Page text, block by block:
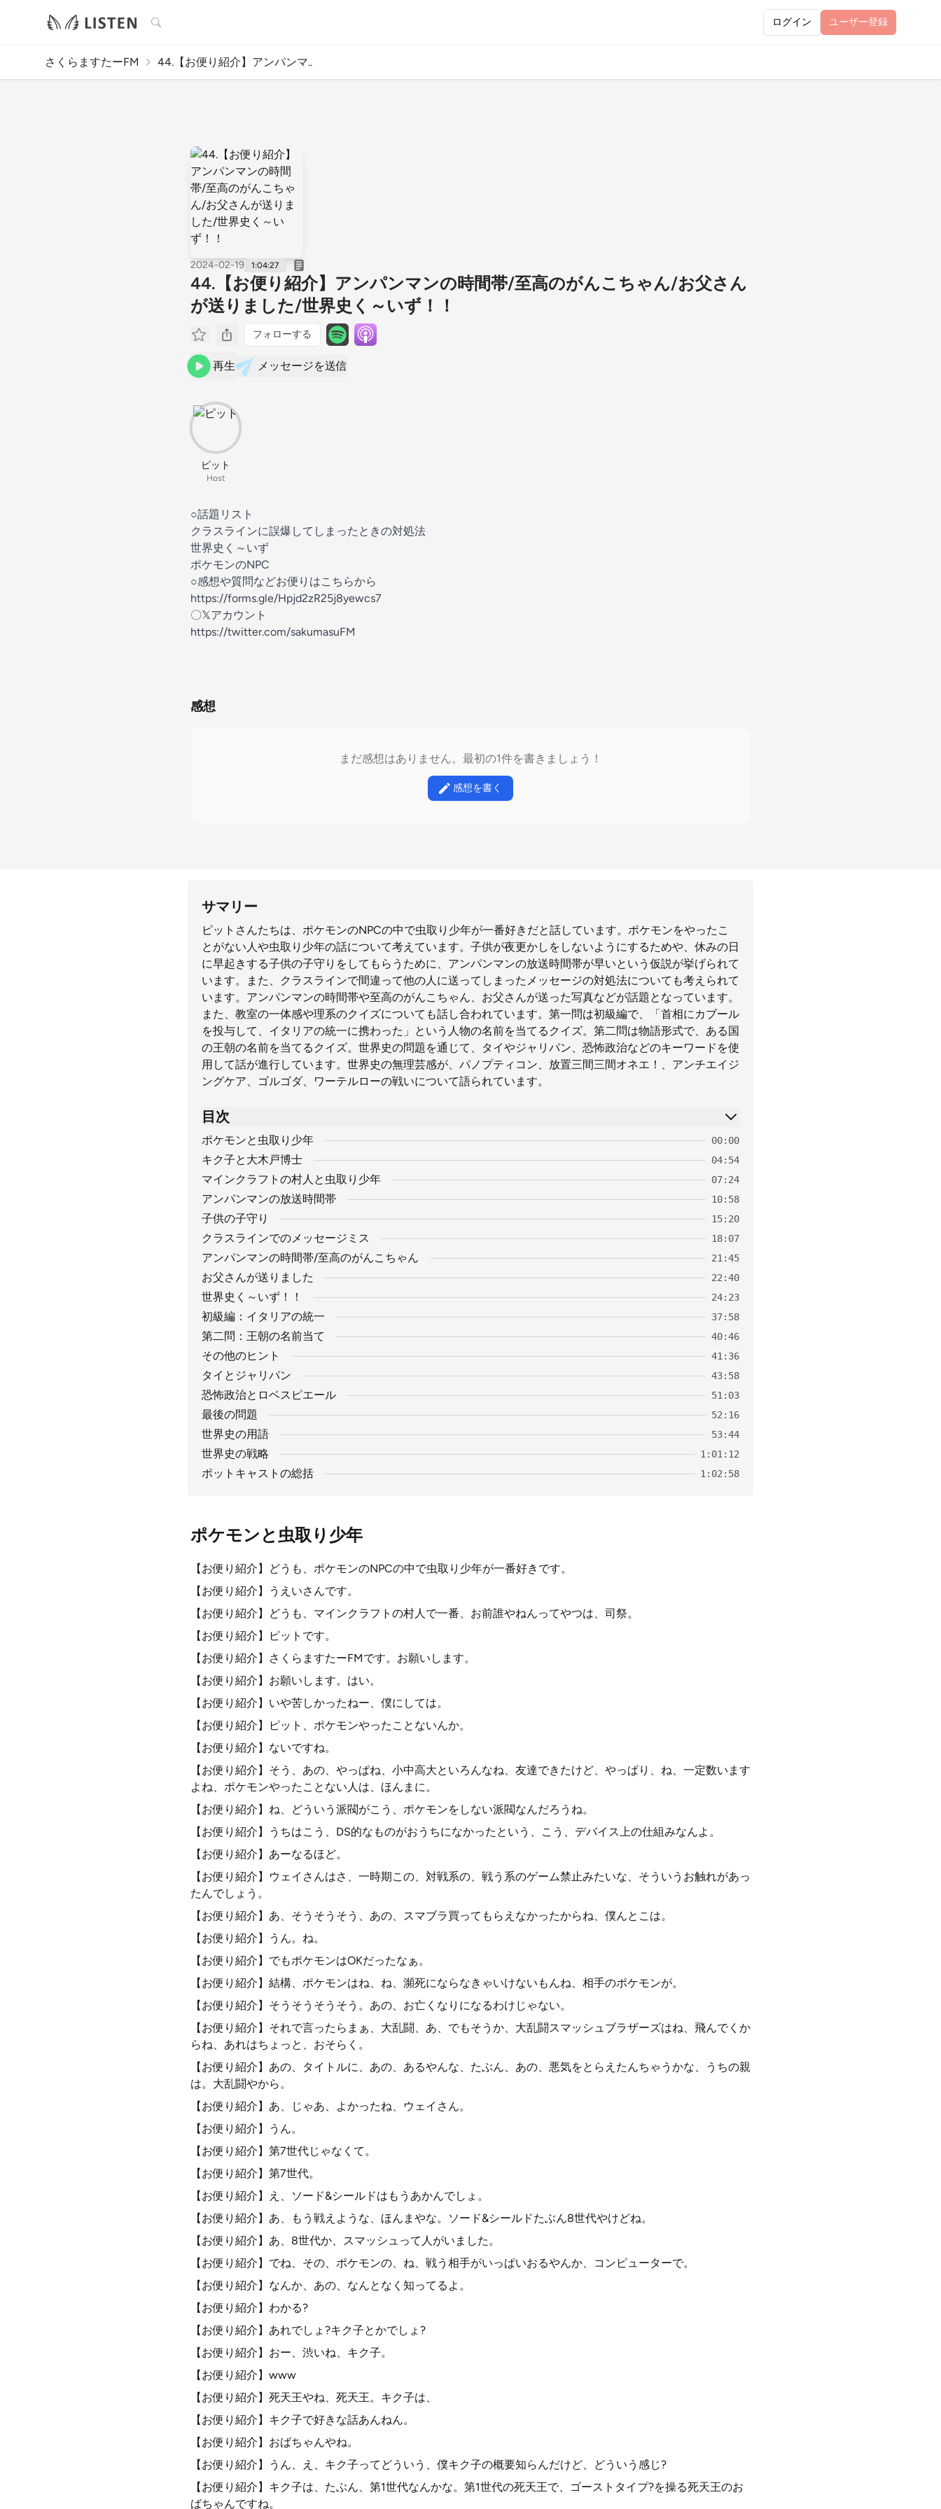
検索 ログイン ユーザー登録
さくらますたーFM 44.【お便り紹介】アンパンマ..
2024-02-19 1:04:27
44.【お便り紹介】アンパンマンの時間帯/至高のがんこちゃん/お父さん
が送りました/世界史く～いず！！
フォローする
再生 メッセージを送信
ピット
Host
○話題リスト
クラスラインに誤爆してしまったときの対処法
世界史く～いず
ポケモンのNPC
○感想や質問などお便りはこちらから
https://forms.gle/Hpjd2zR25j8yewcs7
〇𝕏アカウント
https://twitter.com/sakumasuFM
感想
まだ感想はありません。最初の1件を書きましょう！
感想を書く
サマリー
ピットさんたちは、ポケモンのNPCの中で虫取り少年が一番好きだと話しています。ポケモンをやったこ
とがない人や虫取り少年の話について考えています。子供が夜更かしをしないようにするためや、休みの日
に早起きする子供の子守りをしてもらうために、アンパンマンの放送時間帯が早いという仮説が挙げられて
います。また、クラスラインで間違って他の人に送ってしまったメッセージの対処法についても考えられて
います。アンパンマンの時間帯や至高のがんこちゃん、お父さんが送った写真などが話題となっています。
また、教室の一体感や理系のクイズについても話し合われています。第一問は初級編で、「首相にカブール
を投与して、イタリアの統一に携わった」という人物の名前を当てるクイズ。第二問は物語形式で、ある国
の王朝の名前を当てるクイズ。世界史の問題を通じて、タイやジャリパン、恐怖政治などのキーワードを使
用して話が進行しています。世界史の無理芸感が、パノプティコン、放置三間三間オネエ！、アンチエイジ
ングケア、ゴルゴダ、ワーテルローの戦いについて語られています。
目次
ポケモンと虫取り少年 00:00
キク子と大木戸博士 04:54
マインクラフトの村人と虫取り少年 07:24
アンパンマンの放送時間帯 10:58
子供の子守り 15:20
クラスラインでのメッセージミス 18:07
アンパンマンの時間帯/至高のがんこちゃん 21:45
お父さんが送りました 22:40
世界史く～いず！！ 24:23
初級編：イタリアの統一 37:58
第二問：王朝の名前当て 40:46
その他のヒント 41:36
タイとジャリパン 43:58
恐怖政治とロベスピエール 51:03
最後の問題 52:16
世界史の用語 53:44
世界史の戦略 1:01:12
ポットキャストの総括 1:02:58
ポケモンと虫取り少年
【お便り紹介】どうも、ポケモンのNPCの中で虫取り少年が一番好きです。
【お便り紹介】うえいさんです。
【お便り紹介】どうも、マインクラフトの村人で一番、お前誰やねんってやつは、司祭。
【お便り紹介】ピットです。
【お便り紹介】さくらますたーFMです。お願いします。
【お便り紹介】お願いします。はい。
【お便り紹介】いや苦しかったねー、僕にしては。
【お便り紹介】ピット、ポケモンやったことないんか。
【お便り紹介】ないですね。
【お便り紹介】そう、あの、やっぱね、小中高大といろんなね、友達できたけど、やっぱり、ね、一定数います
よね、ポケモンやったことない人は、ほんまに。
【お便り紹介】ね、どういう派閥がこう、ポケモンをしない派閥なんだろうね。
【お便り紹介】うちはこう、DS的なものがおうちになかったという、こう、デバイス上の仕組みなんよ。
【お便り紹介】あーなるほど。
【お便り紹介】ウェイさんはさ、一時期この、対戦系の、戦う系のゲーム禁止みたいな、そういうお触れがあっ
たんでしょう。
【お便り紹介】あ、そうそうそう、あの、スマブラ買ってもらえなかったからね、僕んとこは。
【お便り紹介】うん。ね。
【お便り紹介】でもポケモンはOKだったなぁ。
【お便り紹介】結構、ポケモンはね、ね、瀕死にならなきゃいけないもんね、相手のポケモンが。
【お便り紹介】そうそうそうそう。あの、お亡くなりになるわけじゃない。
【お便り紹介】それで言ったらまぁ、大乱闘、あ、でもそうか、大乱闘スマッシュブラザーズはね、飛んでくか
らね、あれはちょっと、おそらく。
【お便り紹介】あの、タイトルに、あの、あるやんな、たぶん、あの、悪気をとらえたんちゃうかな、うちの親
は。大乱闘やから。
【お便り紹介】あ、じゃあ、よかったね、ウェイさん。
【お便り紹介】うん。
【お便り紹介】第7世代じゃなくて。
【お便り紹介】第7世代。
【お便り紹介】え、ソード&シールドはもうあかんでしょ。
【お便り紹介】あ、もう戦えような、ほんまやな。ソード&シールドたぶん8世代やけどね。
【お便り紹介】あ、8世代か、スマッシュって人がいました。
【お便り紹介】でね、その、ポケモンの、ね、戦う相手がいっぱいおるやんか、コンピューターで。
【お便り紹介】なんか、あの、なんとなく知ってるよ。
【お便り紹介】わかる?
【お便り紹介】あれでしょ?キク子とかでしょ?
【お便り紹介】おー、渋いね、キク子。
【お便り紹介】www
【お便り紹介】死天王やね、死天王。キク子は、
【お便り紹介】キク子で好きな話あんねん。
【お便り紹介】おばちゃんやね。
【お便り紹介】うん、え、キク子ってどういう、僕キク子の概要知らんだけど、どういう感じ?
【お便り紹介】キク子は、たぶん、第1世代なんかな。第1世代の死天王で、ゴーストタイプ?を操る死天王のお
ばちゃんですね。